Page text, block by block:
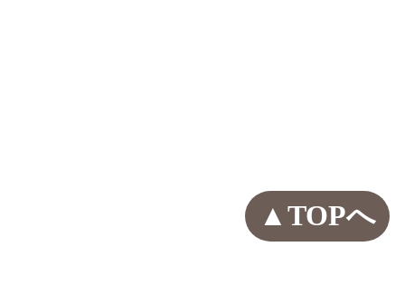
▲TOPへ